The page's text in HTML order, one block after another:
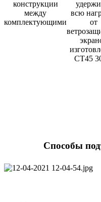
конструкции
между
комплектующими
всю
от
СТ45
Способы